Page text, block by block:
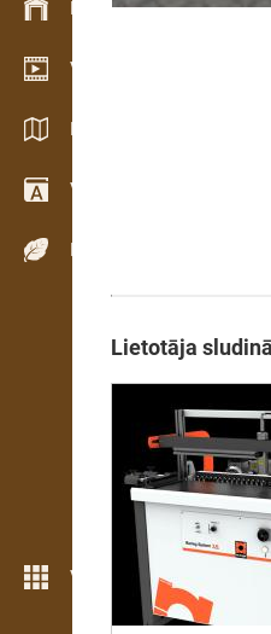
Krājumu vadība
Video telpa
Katalogi / Brošūras
Vārdnīca
Koku sugas
Vairāk iezīmju
Lietotāja